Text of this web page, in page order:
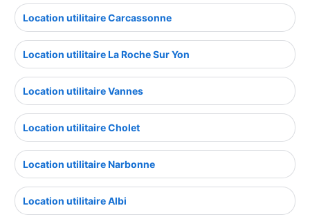
Location utilitaire Carcassonne
Location utilitaire La Roche Sur Yon
Location utilitaire Vannes
Location utilitaire Cholet
Location utilitaire Narbonne
Location utilitaire Albi